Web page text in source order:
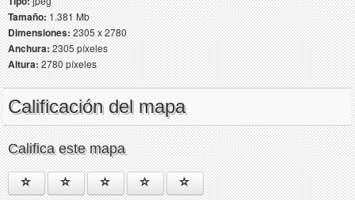
Tamaño:1.381 Mb
Dimensiones:2305 x 2780
Anchura:2305 píxeles
Altura:2780 píxeles
Calificación del mapa
Califica este mapa